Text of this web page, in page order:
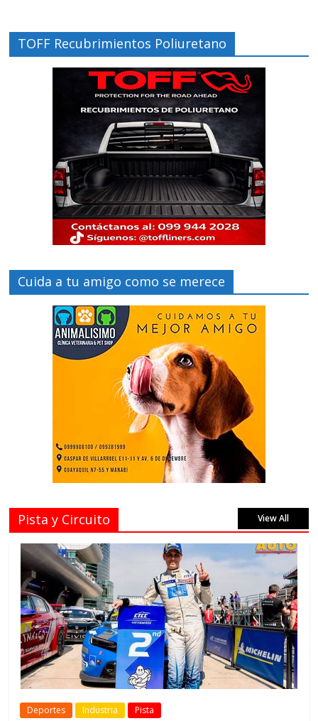
TOFF Recubrimientos Poliuretano
Cuida a tu amigo como se merece
Pista y Circuito View All
Deportes Industria Pista